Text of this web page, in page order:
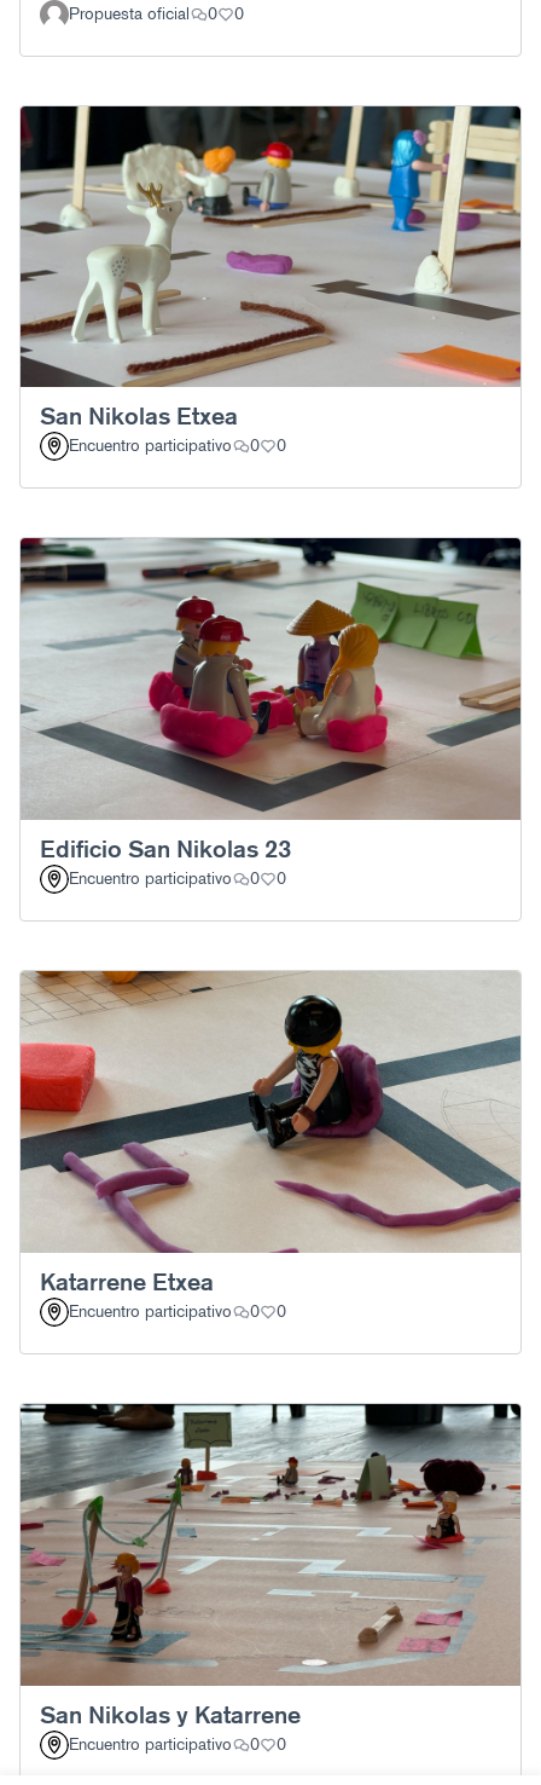
Propuesta oficial 0 0
San Nikolas Etxea
Encuentro participativo 0 0
Edificio San Nikolas 23
Encuentro participativo 0 0
Katarrene Etxea
Encuentro participativo 0 0
San Nikolas y Katarrene
Encuentro participativo 0 0